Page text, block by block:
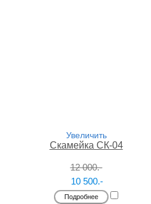
Увеличить
Скамейка СК-04
12 000.-
10 500.-
Подробнее